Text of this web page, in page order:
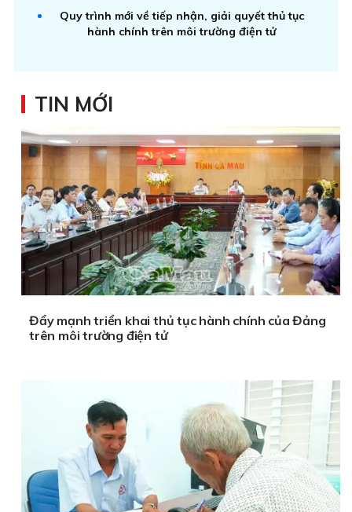
Quy trình mới về tiếp nhận, giải quyết thủ tục
hành chính trên môi trường điện tử
TIN MỚI
Đẩy mạnh triển khai thủ tục hành chính của Đảng
trên môi trường điện tử